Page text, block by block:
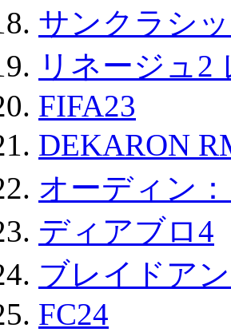
サンクラシ
リネージュ2
FIFA23
DEKARON
オーディン
ディアブロ4
ブレイドア
FC24